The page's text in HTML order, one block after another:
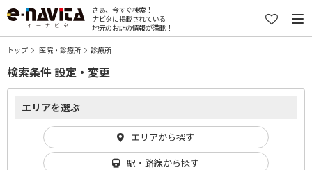
さぁ、今すぐ検索！
ナビタに掲載されている
地元のお店の情報が満載！
トップ 医院・診療所 診療所
検索条件 設定・変更
エリアを選ぶ
エリアから探す
駅・路線から探す